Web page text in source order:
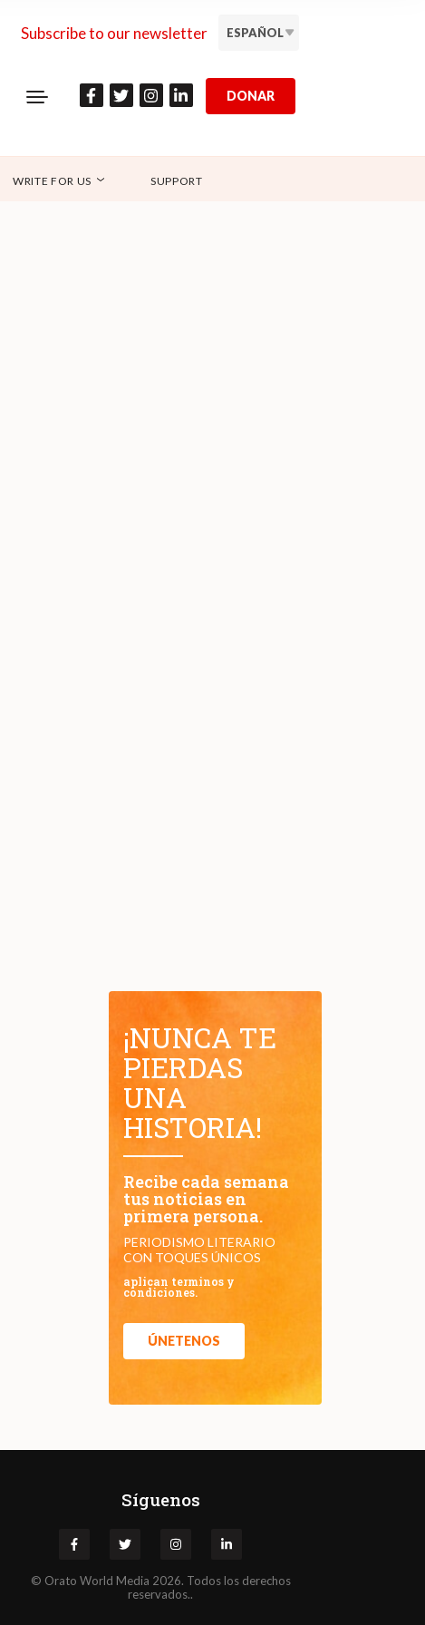
Subscribe to our newsletter ESPAÑOL
DONAR
WRITE FOR US SUPPORT
¡NUNCA TE
PIERDAS
UNA
HISTORIA!
Recibe cada semana
tus noticias en
primera persona.
PERIODISMO LITERARIO
CON TOQUES ÚNICOS
aplican terminos y
condiciones.
ÚNETENOS
Síguenos
© Orato World Media 2026. Todos los derechos
reservados..